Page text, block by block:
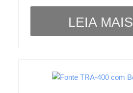
LEIA MAIS